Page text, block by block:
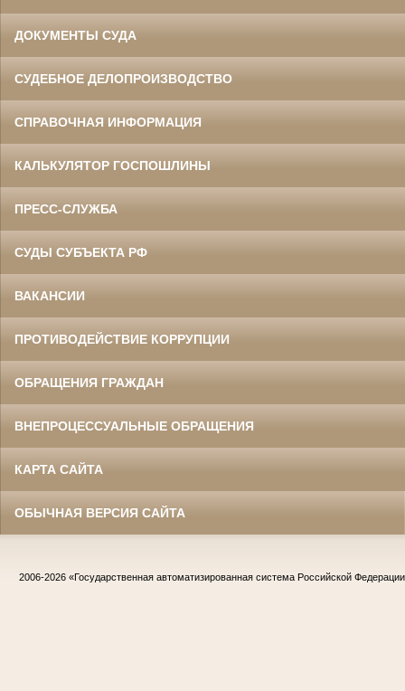
ДОКУМЕНТЫ СУДА
СУДЕБНОЕ ДЕЛОПРОИЗВОДСТВО
СПРАВОЧНАЯ ИНФОРМАЦИЯ
КАЛЬКУЛЯТОР ГОСПОШЛИНЫ
ПРЕСС-СЛУЖБА
СУДЫ СУБЪЕКТА РФ
ВАКАНСИИ
ПРОТИВОДЕЙСТВИЕ КОРРУПЦИИ
ОБРАЩЕНИЯ ГРАЖДАН
ВНЕПРОЦЕССУАЛЬНЫЕ ОБРАЩЕНИЯ
КАРТА САЙТА
ОБЫЧНАЯ ВЕРСИЯ САЙТА
2006-2026 «Государственная автоматизированная система Российской